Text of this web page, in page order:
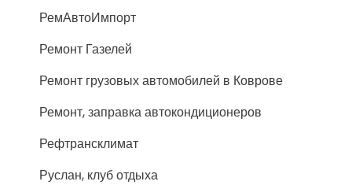
РемАвтоИмпорт
Ремонт Газелей
Ремонт грузовых автомобилей в Коврове
Ремонт, заправка автокондиционеров
Рефтрансклимат
Руслан, клуб отдыха